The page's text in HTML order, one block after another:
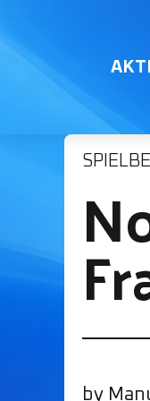
by